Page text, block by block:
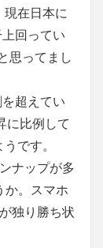
在日本に
回ってい
思ってまし
超えてい
に比例して
です。
ナップが多
か。スマホ
独り勝ち状